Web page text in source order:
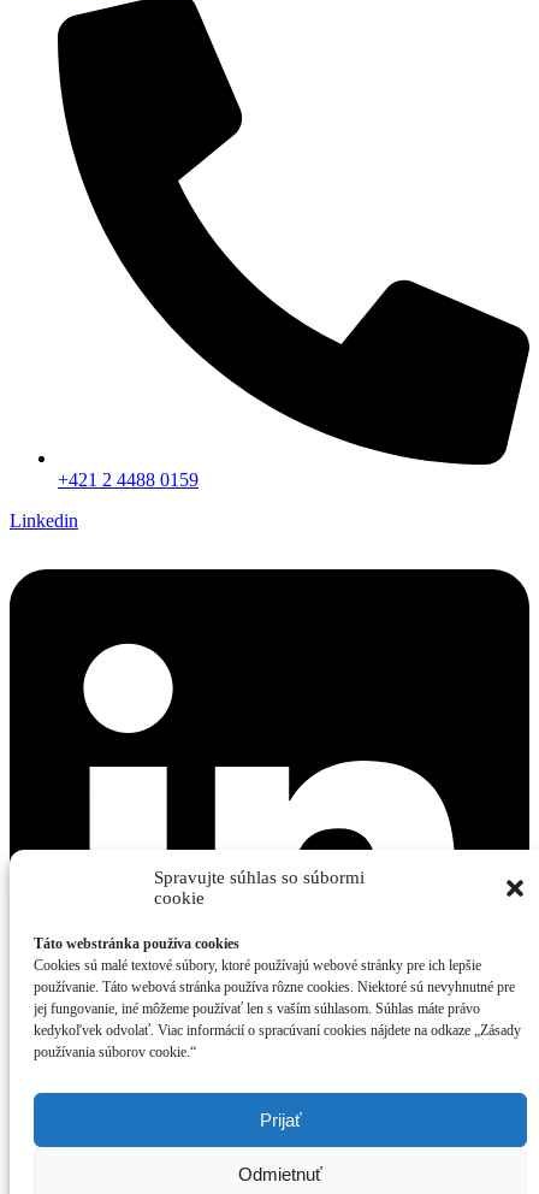
Spravujte súhlas so súbormi
cookie
Táto webstránka používa cookies
Cookies sú malé textové súbory, ktoré používajú webové stránky pre ich lepšie
používanie. Táto webová stránka používa rôzne cookies. Niektoré sú nevyhnutné pre
jej fungovanie, iné môžeme používať len s vaším súhlasom. Súhlas máte právo
kedykoľvek odvolať. Viac informácií o spracúvaní cookies nájdete na odkaze „Zásady
používania súborov cookie.“
Prijať
Odmietnuť
+421 2 4488 0159
Linkedin
Kontaktujte nás
2025 © Tvorba web stránok od spoločnosti WeNet SK, s.r.o. |